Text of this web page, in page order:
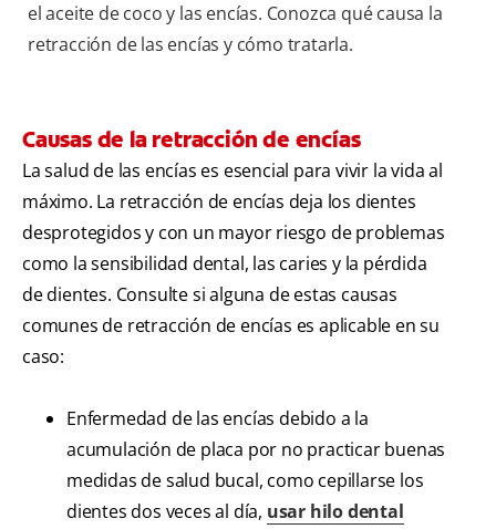
el aceite de coco y las encías. Conozca qué causa la
retracción de las encías y cómo tratarla.
Causas de la retracción de encías
La salud de las encías es esencial para vivir la vida al
máximo. La retracción de encías deja los dientes
desprotegidos y con un mayor riesgo de problemas
como la sensibilidad dental, las caries y la pérdida
de dientes. Consulte si alguna de estas causas
comunes de retracción de encías es aplicable en su
caso:
Enfermedad de las encías debido a la
acumulación de placa por no practicar buenas
medidas de salud bucal, como cepillarse los
dientes dos veces al día, usar hilo dental